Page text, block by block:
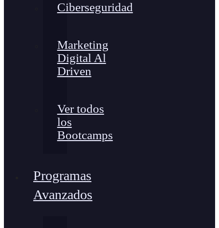
Ciberseguridad
Marketing
Digital Al
Driven
Ver todos
los
Bootcamps
Programas
Avanzados